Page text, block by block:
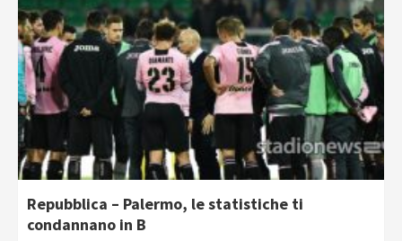
Repubblica – Palermo, le statistiche ti
condannano in B